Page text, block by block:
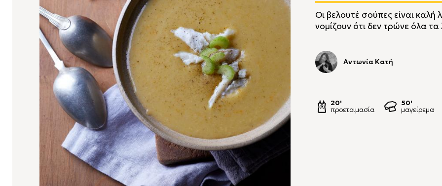
Οι βελουτέ σούπες είναι καλή
νομίζουν ότι δεν τρώνε όλα τα
Αντωνία Κατή
20'
προετοιμασία
50'
μαγείρεμα